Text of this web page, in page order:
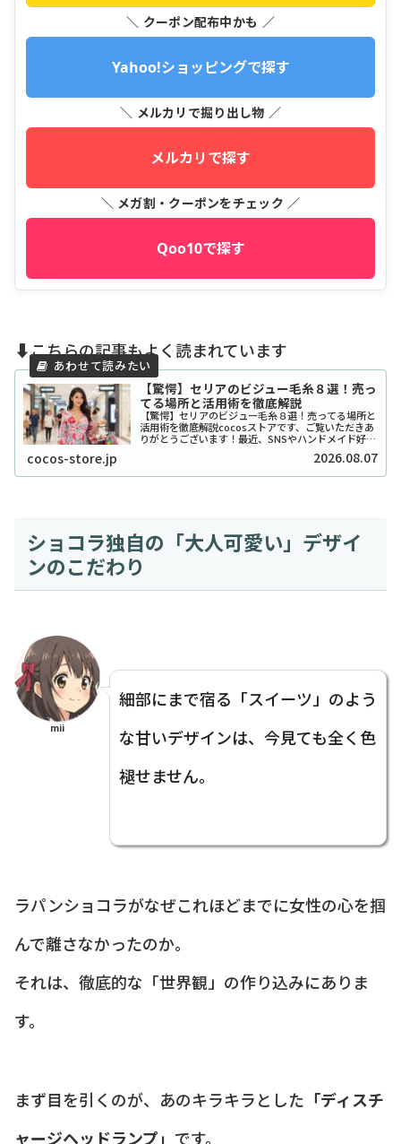
＼ クーポン配布中かも ／
Yahoo!ショッピングで探す
＼ メルカリで掘り出し物 ／
メルカリで探す
＼ メガ割・クーポンをチェック ／
Qoo10で探す
⬇️こちらの記事もよく読まれています
【驚愕】セリアのビジュー毛糸８選！売っ
てる場所と活用術を徹底解説
【驚愕】セリアのビジュー毛糸８選！売ってる場所と
活用術を徹底解説cocosストアです、ご覧いただきあ
りがとうございます！最近、SNSやハンドメイド好き
の間で「宝石みたいで可愛い！」と話題沸騰中の、セ
リアのビジュー系毛糸をご存知ですか？キラキ...
cocos-store.jp 2026.08.07
ショコラ独自の「大人可愛い」デザイ
ンのこだわり
mii
細部にまで宿る「スイーツ」のよう
な甘いデザインは、今見ても全く色
褪せません。
ラパンショコラがなぜこれほどまでに女性の心を掴
んで離さなかったのか。
それは、徹底的な「世界観」の作り込みにありま
す。
まず目を引くのが、あのキラキラとした 「ディスチ
ャージヘッドランプ」 です。